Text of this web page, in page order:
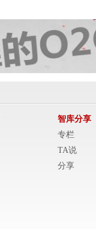
智库分享
专栏
TA说
分享